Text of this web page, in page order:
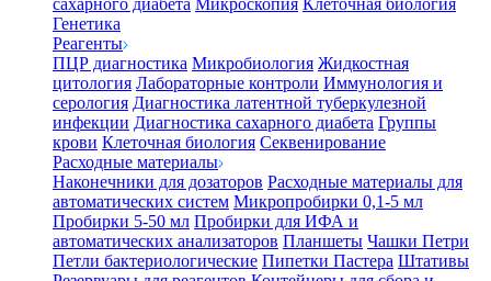
сахарного диабета Микроскопия Клеточная биология
Генетика
Реагенты
ПЦР диагностика Микробиология Жидкостная
цитология Лабораторные контроли Иммунология и
серология Диагностика латентной туберкулезной
инфекции Диагностика сахарного диабета Группы
крови Клеточная биология Секвенирование
Расходные материалы
Наконечники для дозаторов Расходные материалы для
автоматических систем Микропробирки 0,1-5 мл
Пробирки 5-50 мл Пробирки для ИФА и
автоматических анализаторов Планшеты Чашки Петри
Петли бактериологические Пипетки Пастера Штативы